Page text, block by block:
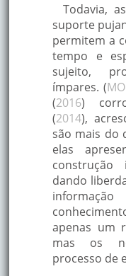
Todavia,
suporte
permitem a
tempo e
sujeito,
ímpares. (
(2016)
(2014),
são mais do
elas
construção
dando
apenas um
mas os
processo de